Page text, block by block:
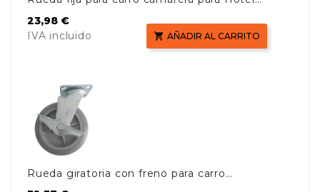
New cart
Precio
23,98 €
IVA incluido
 AÑADIR AL CARRITO
Rueda giratoria con freno para carro
camarera para hotel New Cart